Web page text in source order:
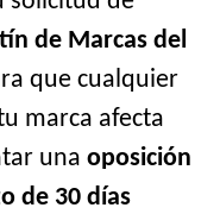
de Marcas del
que cualquier
marca afecta
una oposición
de 30 días